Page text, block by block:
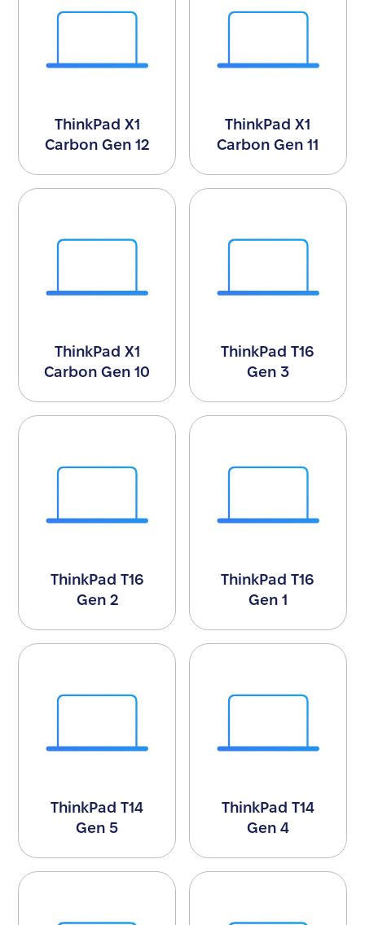
ThinkPad X1
Carbon Gen 12
ThinkPad X1
Carbon Gen 11
ThinkPad X1
Carbon Gen 10
ThinkPad T16
Gen 3
ThinkPad T16
Gen 2
ThinkPad T16
Gen 1
ThinkPad T14
Gen 5
ThinkPad T14
Gen 4